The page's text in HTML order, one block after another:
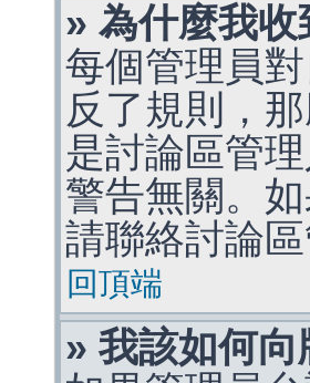
» 為什麼我
每個管理員
反了規則，
是討論區管
警告無關。
請聯絡討論區
回頂端
» 我該如何